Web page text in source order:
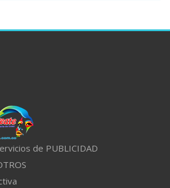
de PUBLICIDAD